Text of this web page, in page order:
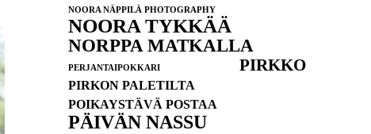
NOORA NÄPPILÄ PHOTOGRAPHY
NOORA TYKKÄÄ
NORPPA MATKALLA
PERJANTAIPOKKARI PIRKKO
PIRKON PALETILTA
POIKAYSTÄVÄ POSTAA
PÄIVÄN NASSU